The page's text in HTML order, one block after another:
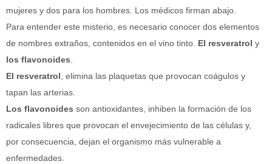
mujeres y dos para los hombres. Los médicos firman abajo.
Para entender este misterio, es necesario conocer dos elementos
de nombres extraños, contenidos en el vino tinto. El resveratrol y
los flavonoides
El resveratrol , elimina las plaquetas que provocan coágulos y
tapan las arterias.
Los flavonoides son antioxidantes, inhiben la formación de los
radicales libres que provocan el envejecimiento de las células y,
por consecuencia, dejan el organismo más vulnerable a
enfermedades.